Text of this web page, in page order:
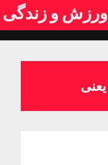
ورزش و زندگی